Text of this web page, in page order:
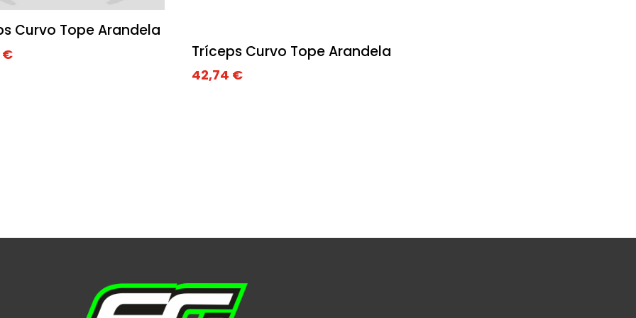
Curvo Tope Arandela
€ Tríceps Curvo Tope Arandela
42,74 €